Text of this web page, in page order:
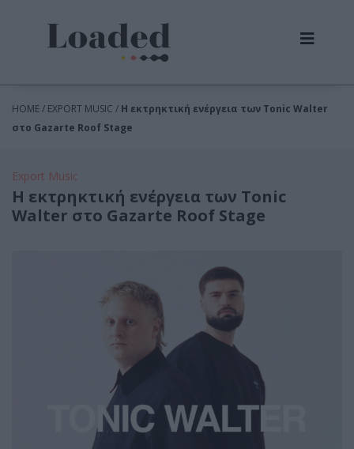
HOME / EXPORT MUSIC / Η εκτρηκτική ενέργεια των Tonic Walter
στο Gazarte Roof Stage
Export Music
Η εκτρηκτική ενέργεια των Tonic
Walter στο Gazarte Roof Stage